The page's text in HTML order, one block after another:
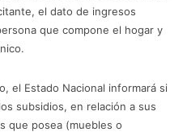
el dato de ingresos
que compone el hogar y
el Estado Nacional informará si
subsidios, en relación a sus
que posea (muebles o